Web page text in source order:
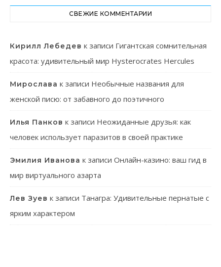
СВЕЖИЕ КОММЕНТАРИИ
Кирилл Лебедев к записи Гигантская сомнительная
красота: удивительный мир Hysterocrates Hercules
Мирослава к записи Необычные названия для
женской писю: от забавного до поэтичного
Илья Панков к записи Неожиданные друзья: как
человек использует паразитов в своей практике
Эмилия Иванова к записи Онлайн-казино: ваш гид в
мир виртуального азарта
Лев Зуев к записи Танагра: Удивительные пернатые с
ярким характером